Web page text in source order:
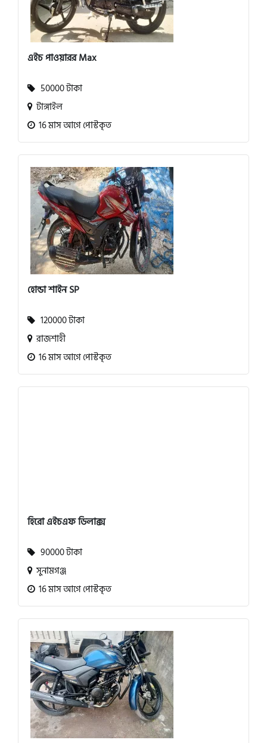
এইচ পাওয়ারর Max
50000 টাকা
টাঙ্গাইল
16 মাস আগে পোস্টকৃত
হোন্ডা শাইন SP
120000 টাকা
রাজশাহী
16 মাস আগে পোস্টকৃত
হিরো এইচএফ ডিলাক্স
90000 টাকা
সুনামগঞ্জ
16 মাস আগে পোস্টকৃত